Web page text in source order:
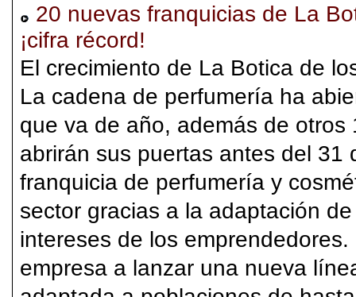
20 nuevas franquicias de La
¡cifra récord!
El crecimiento de La Botica de
La cadena de perfumería ha
que va de año, además de
abrirán sus puertas antes del 31
franquicia de perfumería y
sector gracias a la adaptación
intereses de los
empresa a lanzar una nueva